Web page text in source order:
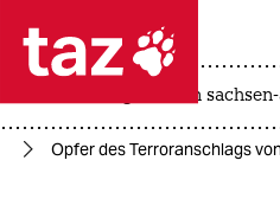
 taz zahl
taz zahl ich
landtagswahl in
Opfer des Terroranschlags